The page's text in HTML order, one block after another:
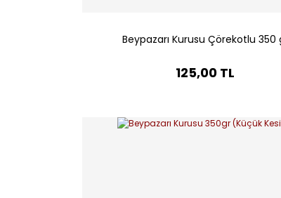
Beypazarı Kurusu Çörekotlu 350
125,00 TL